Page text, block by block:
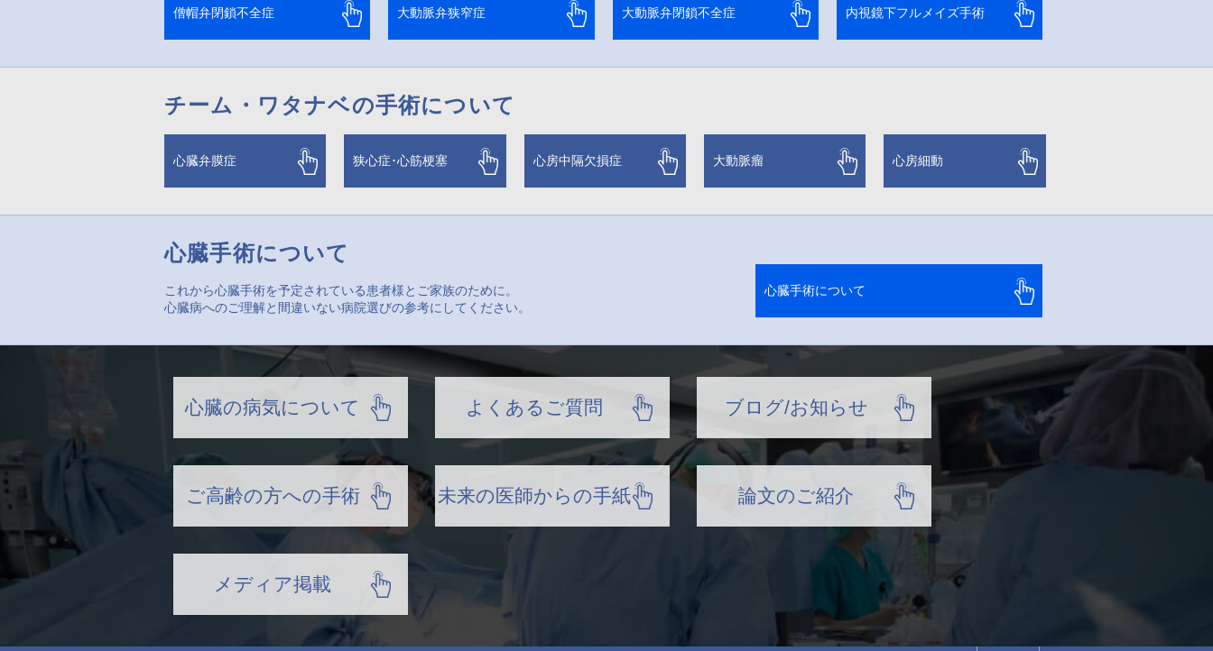
僧帽弁閉鎖不全症 大動脈弁狭窄症 大動脈弁閉鎖不全症 内視鏡下フルメイズ手術
チーム・ワタナベの手術について
心臓弁膜症 狭心症･心筋梗塞 心房中隔欠損症 大動脈瘤 心房細動
心臓手術について
これから心臓手術を予定されている患者様とご家族のために。
心臓病へのご理解と間違いない病院選びの参考にしてください。
心臓手術について
心臓の病気について よくあるご質問 ブログ/お知らせ
ご高齢の方への手術 未来の医師からの手紙 論文のご紹介
メディア掲載